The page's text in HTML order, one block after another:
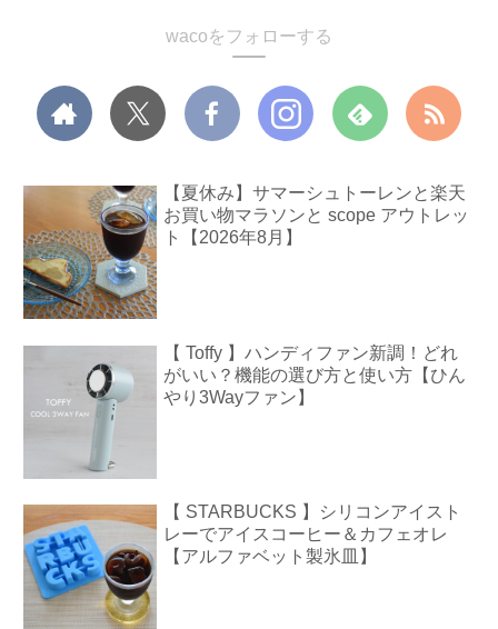
wacoをフォローする
【夏休み】サマーシュトーレンと楽天
お買い物マラソンと scope アウトレッ
ト【2026年8月】
【 Toffy 】ハンディファン新調！どれ
がいい？機能の選び方と使い方【ひん
やり3Wayファン】
【 STARBUCKS 】シリコンアイスト
レーでアイスコーヒー＆カフェオレ
【アルファベット製氷皿】